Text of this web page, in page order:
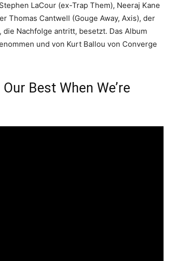
LaCour (ex-Trap Them), Neeraj Kane
Thomas Cantwell (Gouge Away, Axis), der
Nachfolge antritt, besetzt. Das Album
und von Kurt Ballou von Converge
Best When We’re